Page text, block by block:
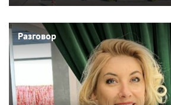
Разговор